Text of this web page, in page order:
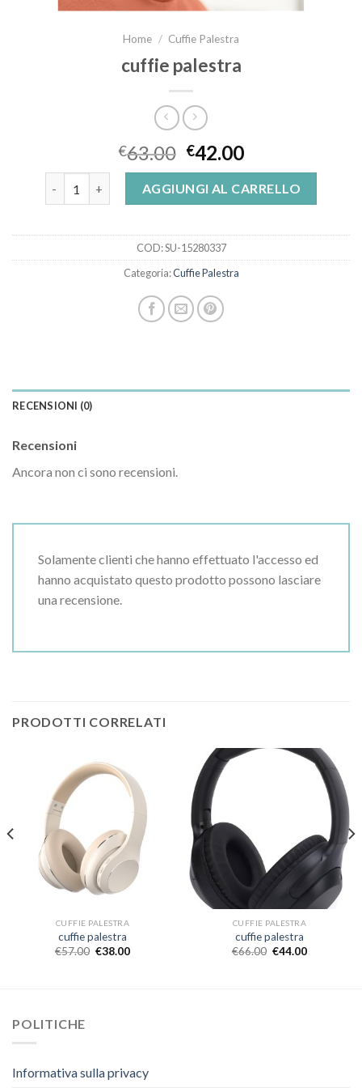
Home / Cuffie Palestra
cuffie palestra
€63.00 €42.00
AGGIUNGI AL CARRELLO
COD:SU-15280337
Categoria:Cuffie Palestra
RECENSIONI (0)
Recensioni
Ancora non ci sono recensioni.
Solamente clienti che hanno effettuato l'accesso ed
hanno acquistato questo prodotto possono lasciare
una recensione.
PRODOTTI CORRELATI
CUFFIE PALESTRA
cuffie palestra
€57.00 €38.00
CUFFIE PALESTRA
cuffie palestra
€66.00 €44.00
POLITICHE
Informativa sulla privacy